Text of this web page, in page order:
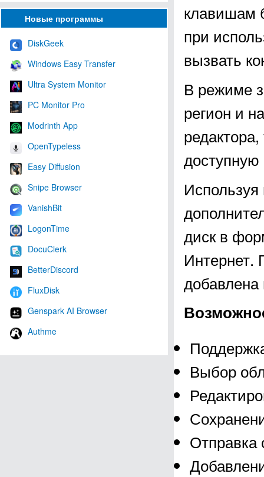
Новые программы
DiskGeek
Windows Easy Transfer
Ultra System Monitor
PC Monitor Pro
Modrinth App
OpenTypeless
Easy Diffusion
Snipe Browser
VanishBit
LogonTime
DocuClerk
BetterDiscord
FluxDisk
Genspark AI Browser
Authme
клавишам
при
вызвать
В режиме
регион и
диск в
Интернет.
Выбор
Отправка